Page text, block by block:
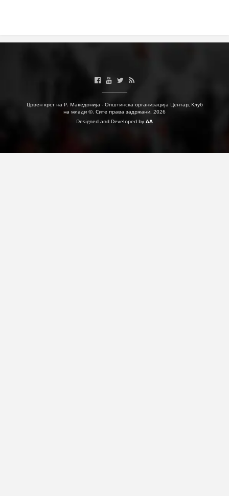
Црвен крст на Р. Македонија - Општинска организација Центар, Клуб
на млади ©. Сите права задржани. 2026
Designed and Developed by AA